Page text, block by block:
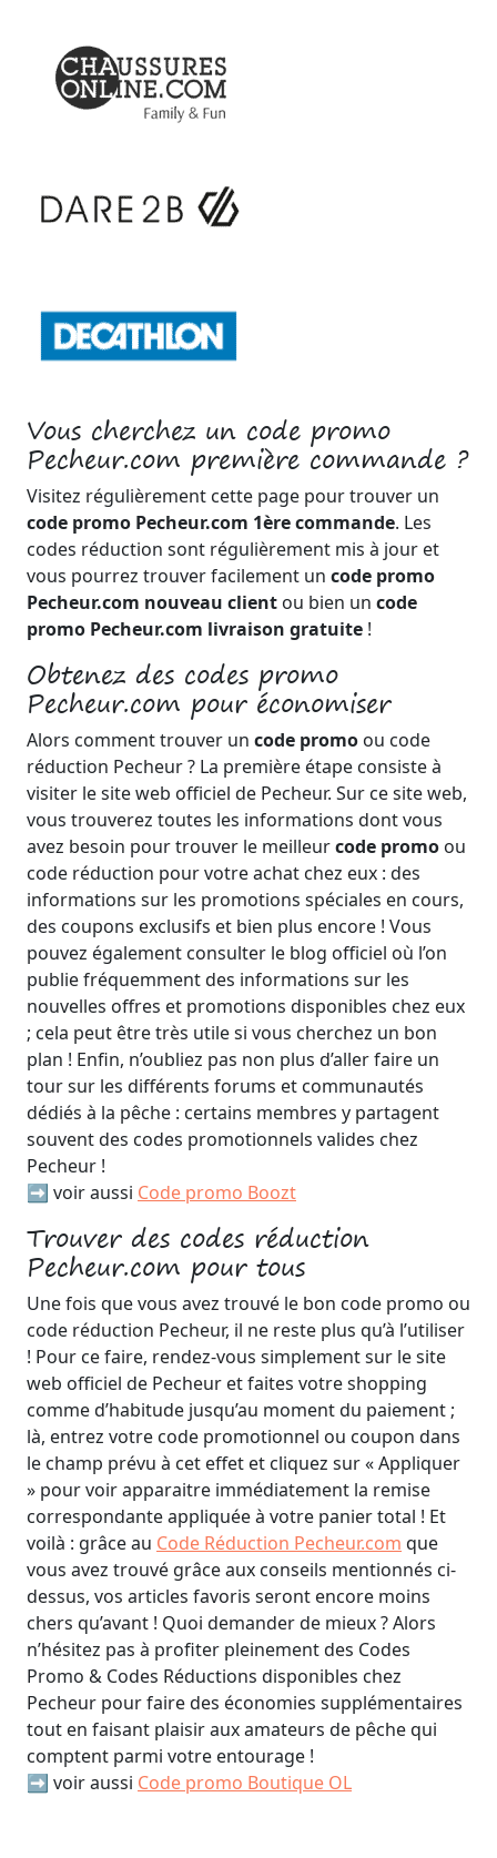
Vous cherchez un code promo
Pecheur.com première commande ?
Visitez régulièrement cette page pour trouver un
code promo Pecheur.com 1ère commande. Les
codes réduction sont régulièrement mis à jour et
vous pourrez trouver facilement un code promo
Pecheur.com nouveau client ou bien un code
promo Pecheur.com livraison gratuite !
Obtenez des codes promo
Pecheur.com pour économiser
Alors comment trouver un code promo ou code
réduction Pecheur ? La première étape consiste à
visiter le site web officiel de Pecheur. Sur ce site web,
vous trouverez toutes les informations dont vous
avez besoin pour trouver le meilleurcode promo ou
code réduction pour votre achat chez eux : des
informations sur les promotions spéciales en cours,
des coupons exclusifs et bien plus encore ! Vous
pouvez également consulter le blog officiel où l’on
publie fréquemment des informations sur les
nouvelles offres et promotions disponibles chez eux
; cela peut être très utile si vous cherchez un bon
plan ! Enfin, n’oubliez pas non plus d’aller faire un
tour sur les différents forums et communautés
dédiés à la pêche : certains membres y partagent
souvent des codes promotionnels valides chez
Pecheur !
➡️ voir aussi Code promo Boozt
Trouver des codes réduction
Pecheur.com pour tous
Une fois que vous avez trouvé le bon code promo ou
code réduction Pecheur, il ne reste plus qu’à l’utiliser
! Pour ce faire, rendez-vous simplement sur le site
web officiel de Pecheur et faites votre shopping
comme d’habitude jusqu’au moment du paiement ;
là, entrez votre code promotionnel ou coupon dans
le champ prévu à cet effet et cliquez sur « Appliquer
» pour voir apparaitre immédiatement la remise
correspondante appliquée à votre panier total ! Et
voilà : grâce au Code Réduction Pecheur.com que
vous avez trouvé grâce aux conseils mentionnés ci-
dessus, vos articles favoris seront encore moins
chers qu’avant ! Quoi demander de mieux ? Alors
n’hésitez pas à profiter pleinement des Codes
Promo & Codes Réductions disponibles chez
Pecheur pour faire des économies supplémentaires
tout en faisant plaisir aux amateurs de pêche qui
comptent parmi votre entourage !
➡️ voir aussi Code promo Boutique OL